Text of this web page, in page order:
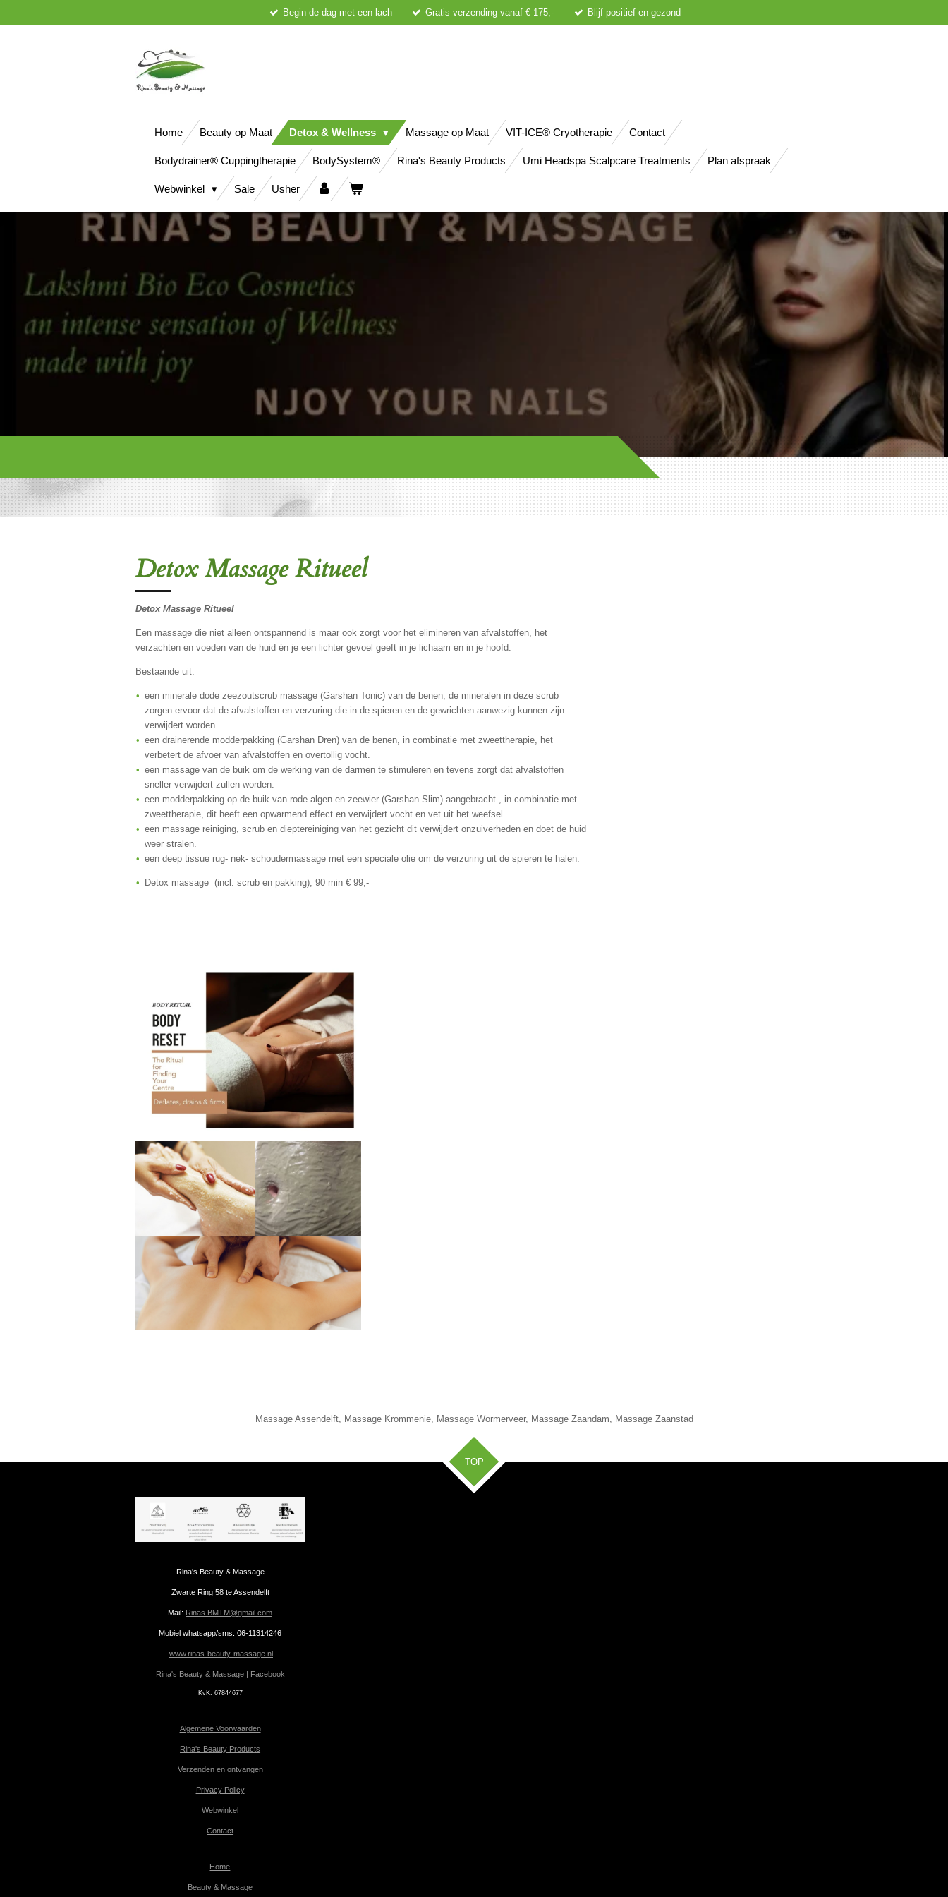
Begin de dag met een lach Gratis verzending vanaf € 175,- Blijf positief en gezond
Home Beauty op Maat Detox & Wellness Massage op Maat VIT-ICE® Cryotherapie Contact
Bodydrainer® Cuppingtherapie BodySystem® Rina's Beauty Products Umi Headspa Scalpcare Treatments Plan afspraak
Webwinkel Sale Usher
Detox Massage Ritueel
Detox Massage Ritueel
Een massage die niet alleen ontspannend is maar ook zorgt voor het elimineren van afvalstoffen, het
verzachten en voeden van de huid én je een lichter gevoel geeft in je lichaam en in je hoofd.
Bestaande uit:
een minerale dode zeezoutscrub massage (Garshan Tonic) van de benen, de mineralen in deze scrub
zorgen ervoor dat de afvalstoffen en verzuring die in de spieren en de gewrichten aanwezig kunnen zijn
verwijdert worden.
een drainerende modderpakking (Garshan Dren) van de benen, in combinatie met zweettherapie, het
verbetert de afvoer van afvalstoffen en overtollig vocht.
een massage van de buik om de werking van de darmen te stimuleren en tevens zorgt dat afvalstoffen
sneller verwijdert zullen worden.
een modderpakking op de buik van rode algen en zeewier (Garshan Slim) aangebracht , in combinatie met
zweettherapie, dit heeft een opwarmend effect en verwijdert vocht en vet uit het weefsel.
een massage reiniging, scrub en dieptereiniging van het gezicht dit verwijdert onzuiverheden en doet de huid
weer stralen.
een deep tissue rug- nek- schoudermassage met een speciale olie om de verzuring uit de spieren te halen.
Detox massage (incl. scrub en pakking), 90 min € 99,-
Massage Assendelft, Massage Krommenie, Massage Wormerveer, Massage Zaandam, Massage Zaanstad
TOP
Rina's Beauty & Massage
Zwarte Ring 58 te Assendelft
Mail: Rinas.BMTM@gmail.com
Mobiel whatsapp/sms: 06-11314246
www.rinas-beauty-massage.nl
Rina's Beauty & Massage | Facebook
KvK: 67844677
Algemene Voorwaarden
Rina's Beauty Products
Verzenden en ontvangen
Privacy Policy
Webwinkel
Contact
Home
Beauty & Massage